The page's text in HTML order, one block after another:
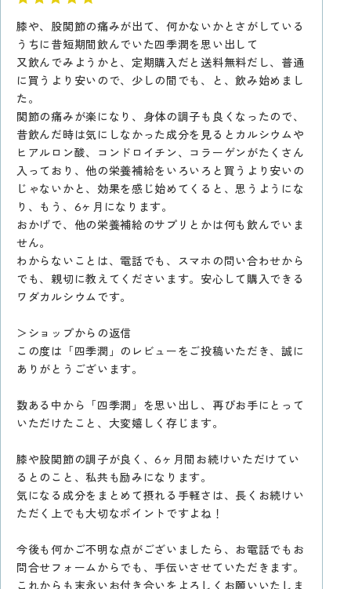
膝や、股関節の痛みが出て、何かないかとさがしている
うちに昔短期間飲んでいた四季潤を思い出して
又飲んでみようかと、定期購入だと送料無料だし、普通
に買うより安いので、少しの間でも、と、飲み始めまし
た。
関節の痛みが楽になり、身体の調子も良くなったので、
昔飲んだ時は気にしなかった成分を見るとカルシウムや
ヒアルロン酸、コンドロイチン、コラーゲンがたくさん
入っており、他の栄養補給をいろいろと買うより安いの
じゃないかと、効果を感じ始めてくると、思うようにな
り、もう、6ヶ月になります。
おかげで、他の栄養補給のサプリとかは何も飲んでいま
せん。
わからないことは、電話でも、スマホの問い合わせから
でも、親切に教えてくださいます。安心して購入できる
ワダカルシウムです。
＞ショップからの返信
この度は「四季潤」のレビューをご投稿いただき、誠に
ありがとうございます。
数ある中から「四季潤」を思い出し、再びお手にとって
いただけたこと、大変嬉しく存じます。
膝や股関節の調子が良く、6ヶ月間お続けいただけてい
るとのこと、私共も励みになります。
気になる成分をまとめて摂れる手軽さは、長くお続けい
ただく上でも大切なポイントですよね！
今後も何かご不明な点がございましたら、お電話でもお
問合せフォームからでも、手伝いさせていただきます。
これからも末永いお付き合いをよろしくお願いいたしま